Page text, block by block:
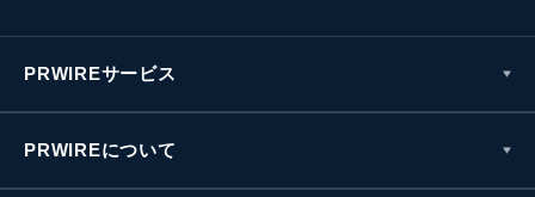
PRWIREサービス
PRWIREについて